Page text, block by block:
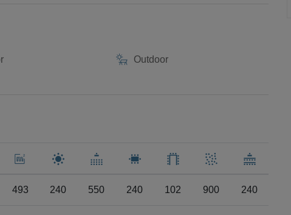
Outdoor
493 240 550 240 102 900 240